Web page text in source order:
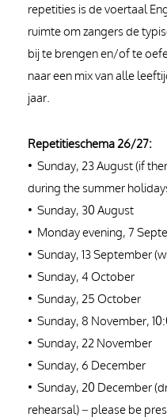
repetities is de voertaal
ruimte om zangers de
bij te brengen en/of te
naar een mix van alle
jaar.
Repetitieschema 26/27:
•⁠ ⁠Sunday, 23 August (if
during the summer
•⁠ ⁠Sunday, 30 August
•⁠ ⁠Monday evening, 7
•⁠ ⁠Sunday, 13 September
•⁠ ⁠Sunday, 4 October
•⁠ ⁠Sunday, 25 October
•⁠ ⁠Sunday, 8 November,
•⁠ ⁠Sunday, 22 November
•⁠ ⁠Sunday, 6 December
•⁠ ⁠Sunday, 20 December
rehearsal) – please be